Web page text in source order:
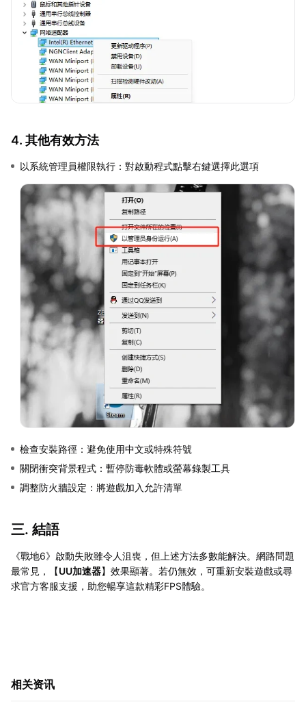
4. 其他有效方法
以系統管理員權限執行：對啟動程式點擊右鍵選擇此選項
檢查安裝路徑：避免使用中文或特殊符號
關閉衝突背景程式：暫停防毒軟體或螢幕錄製工具
調整防火牆設定：將遊戲加入允許清單
三. 結語
《戰地6》啟動失敗雖令人沮喪，但上述方法多數能解決。網路問題
最常見，【UU加速器】效果顯著。若仍無效，可重新安裝遊戲或尋
求官方客服支援，助您暢享這款精彩FPS體驗。
相关资讯